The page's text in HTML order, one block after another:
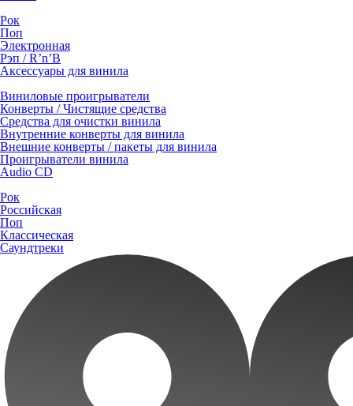
Рок
Поп
Электронная
Рэп / R’n’B
Аксессуары для винила
Виниловые проигрыватели
Конверты / Чистящие средства
Средства для очистки винила
Внутренние конверты для винила
Внешние конверты / пакеты для винила
Проигрыватели винила
Audio CD
Рок
Российская
Поп
Классическая
Саундтреки